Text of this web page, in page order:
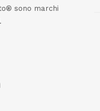
sono marchi